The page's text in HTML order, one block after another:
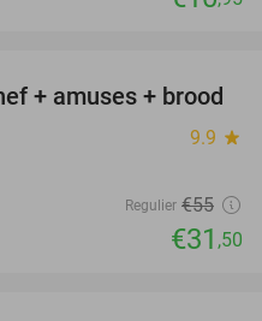
43%
+ amuses + brood
9.9 star
Regulier €55
€31 ,50